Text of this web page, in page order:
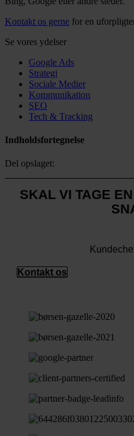
Kontakt os gerne for en
Se vores ydelser
Google Ads
Strategi
Sociale Medier
Kommunikation
SEO
Tech & Tracking
Indholdsfortegnelse
Del opslaget:
SKAL VI TAGE
Kontakt os